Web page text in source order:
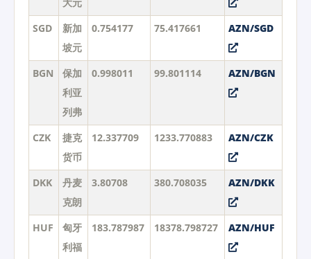
SGD
新加
坡元
0.754177 75.417661 AZN/SGD
BGN
保加
利亚
列弗
0.998011 99.801114 AZN/BGN
CZK
捷克
货币
12.337709 1233.770883 AZN/CZK
DKK
丹麦
克朗
3.80708 380.708035 AZN/DKK
HUF
匈牙
利福
183.787987 18378.798727 AZN/HUF